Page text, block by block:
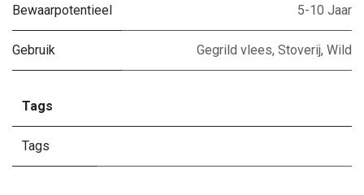
Bewaarpotentieel 5-10 Jaar
Gebruik Gegrild vlees, Stoverij, Wild
Tags
Tags